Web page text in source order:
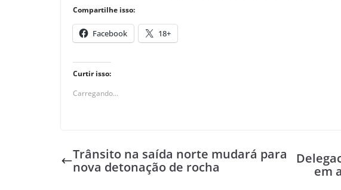
Compartilhe isso:
Facebook 18+
Curtir isso:
Carregando...
Trânsito na saída norte mudará para
nova detonação de rocha
em